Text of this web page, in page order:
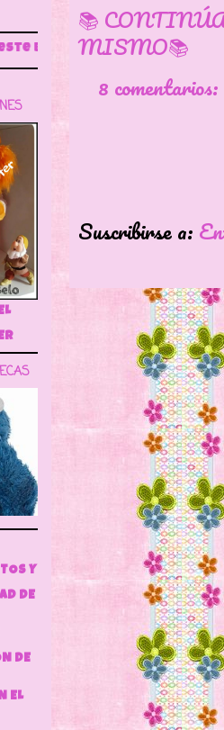
📚
MISMO📚
8 comentarios:
Suscribirse a:
información
Y
DE
DE
EL